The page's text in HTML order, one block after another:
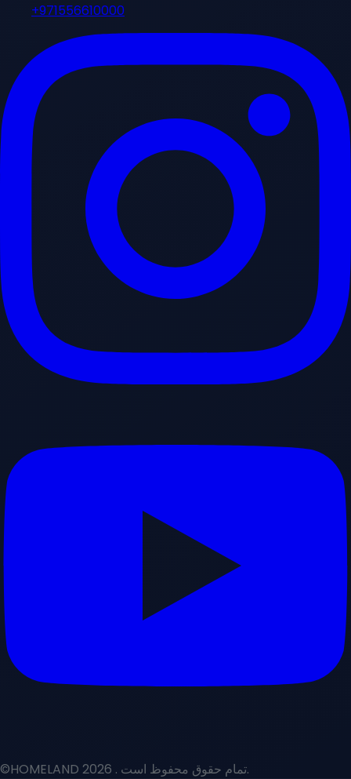
+971556610000
©HOMELAND 2026 . تمام حقوق محفوظ است.